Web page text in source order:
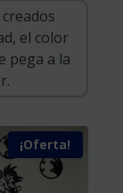
¡Oferta!